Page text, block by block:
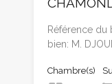
Référence du
bien: M.
Chambre(s)